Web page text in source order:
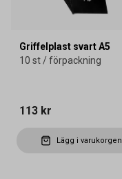
Griffelplast svart A5
10 st / förpackning
113 kr
Lägg i varukorgen